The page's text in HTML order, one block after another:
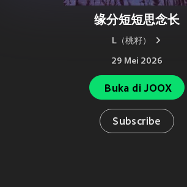
缘分短短思念长
L（桃籽）
29 Mei 2026
Buka di JOOX
Subscribe